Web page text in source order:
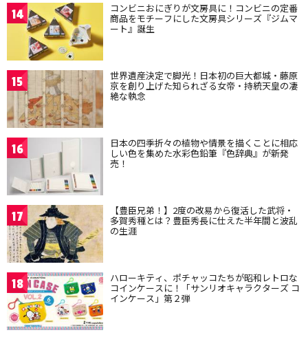
14 コンビニおにぎりが文房具に！コンビニの定番
商品をモチーフにした文房具シリーズ『ジムマ
ート』誕生
15 世界遺産決定で脚光！日本初の巨大都城・藤原
京を創り上げた知られざる女帝・持統天皇の凄
絶な執念
16 日本の四季折々の植物や情景を描くことに相応
しい色を集めた水彩色鉛筆『色辞典』が新発
売！
17 【豊臣兄弟！】2度の改易から復活した武将・
多賀秀種とは？豊臣秀長に仕えた半年間と波乱
の生涯
18 ハローキティ、ポチャッコたちが昭和レトロな
コインケースに！「サンリオキャラクターズ コ
インケース」第２弾